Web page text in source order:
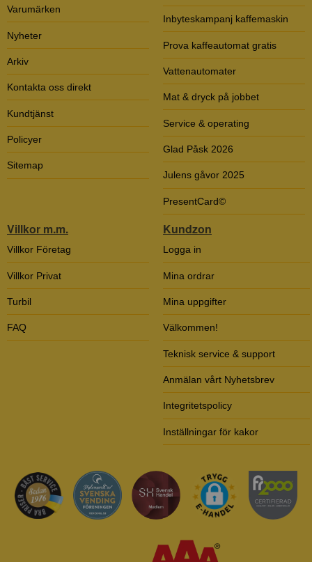
Varumärken
Nyheter
Arkiv
Kontakta oss direkt
Kundtjänst
Policyer
Sitemap
Inbyteskampanj kaffemaskin
Prova kaffeautomat gratis
Vattenautomater
Mat & dryck på jobbet
Service & operating
Glad Påsk 2026
Julens gåvor 2025
PresentCard©
Villkor m.m.
Villkor Företag
Villkor Privat
Turbil
FAQ
Kundzon
Logga in
Mina ordrar
Mina uppgifter
Välkommen!
Teknisk service & support
Anmälan vårt Nyhetsbrev
Integritetspolicy
Inställningar för kakor